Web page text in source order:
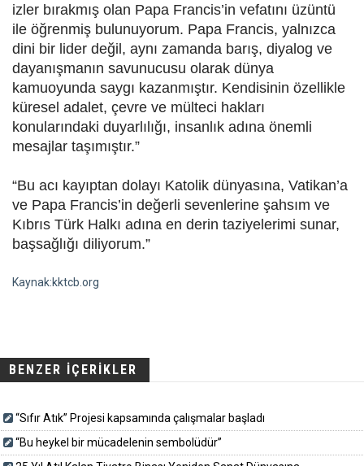
izler bırakmış olan Papa Francis’in vefatını üzüntü
ile öğrenmiş bulunuyorum. Papa Francis, yalnızca
dini bir lider değil, aynı zamanda barış, diyalog ve
dayanışmanın savunucusu olarak dünya
kamuoyunda saygı kazanmıştır. Kendisinin özellikle
küresel adalet, çevre ve mülteci hakları
konularındaki duyarlılığı, insanlık adına önemli
mesajlar taşımıştır.”
“Bu acı kayıptan dolayı Katolik dünyasına, Vatikan’a
ve Papa Francis’in değerli sevenlerine şahsım ve
Kıbrıs Türk Halkı adına en derin taziyelerimi sunar,
başsağlığı diliyorum.”
Kaynak:kktcb.org
BENZER İÇERİKLER
“Sıfır Atık” Projesi kapsamında çalışmalar başladı
“Bu heykel bir mücadelenin sembolüdür”